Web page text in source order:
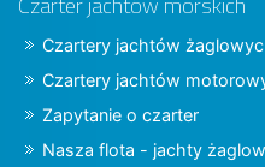
Czartery jachtów
Czartery jachtów
Zapytanie o czarter
Nasza flota - jachty